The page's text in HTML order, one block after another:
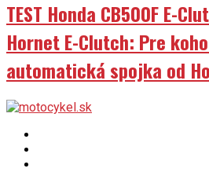
TEST Honda CB500F E-
Hornet E-Clutch: Pre
automatická spojka od